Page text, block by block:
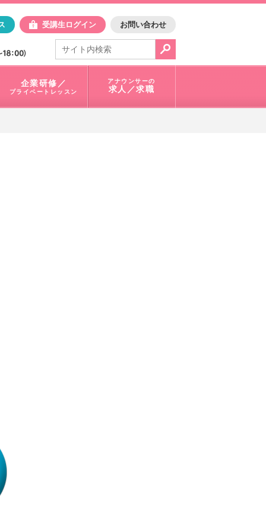
アスク
受講生ログイン お問い合わせ
電話で問合せ：
03-3401-1010
企業研修／
プライベートレッスン
アナウンサーの
求人／求職